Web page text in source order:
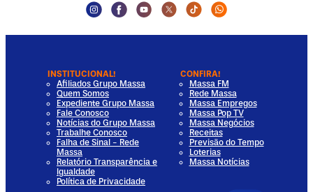
Instagram Social Media
Facebook Social Media
Youtube Social Media
Twitter Social Media
Tiktok Social Media
Whatsapp
INSTITUCIONAL!
Afiliados Grupo Massa
Quem Somos
Expediente Grupo Massa
Fale Conosco
Notícias do Grupo Massa
Trabalhe Conosco
Falha de Sinal - Rede
Massa
Relatório Transparência e
Igualdade
Política de Privacidade
CONFIRA!
Massa FM
Rede Massa
Massa Empregos
Massa Pop TV
Massa Negócios
Receitas
Previsão do Tempo
Loterias
Massa Notícias